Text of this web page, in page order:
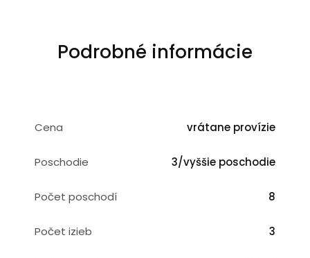
Podrobné informácie
Cena vrátane provízie
Poschodie 3/vyššie poschodie
Počet poschodí 8
Počet izieb 3